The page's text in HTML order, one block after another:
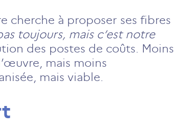
cherche à proposer ses fibres
toujours, mais c’est notre
des postes de coûts. Moins
mais moins
mais viable.